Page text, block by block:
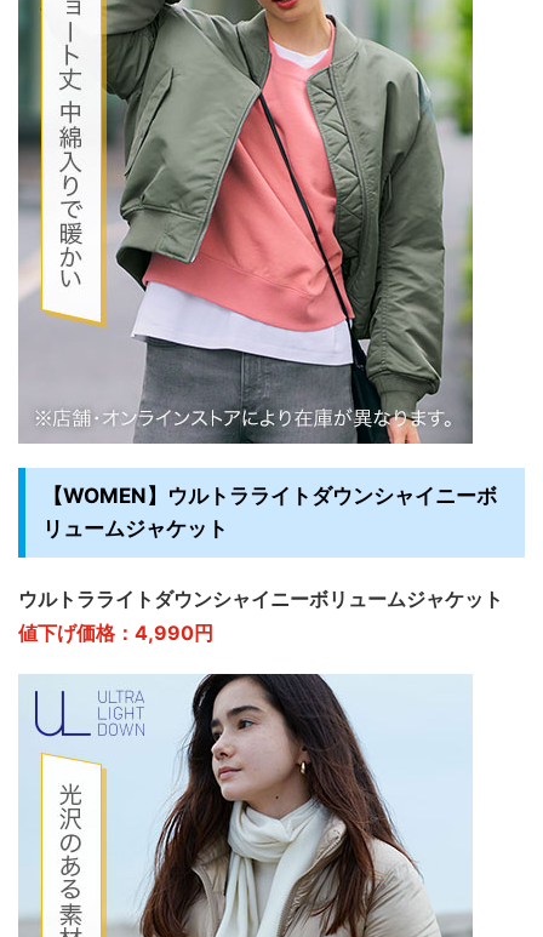
【WOMEN】ウルトラライトダウンシャイニーボ
リュームジャケット
ウルトラライトダウンシャイニーボリュームジャケット
値下げ価格：4,990円